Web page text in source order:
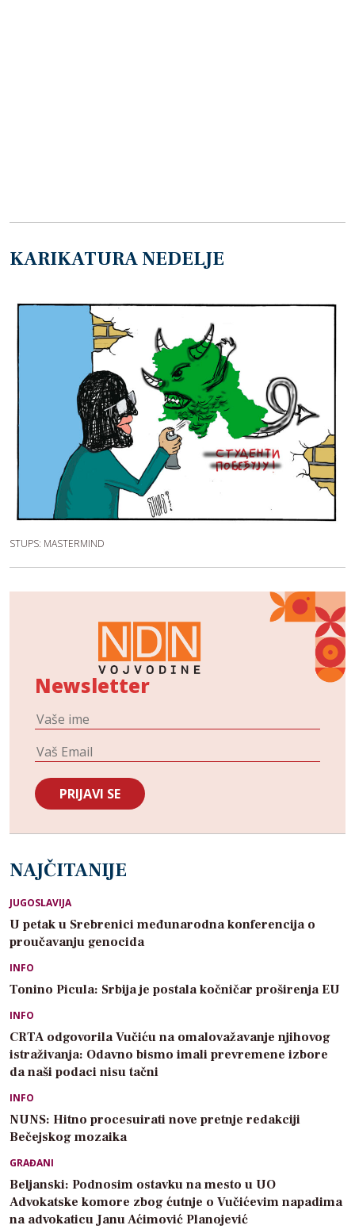
KARIKATURA NEDELJE
STUPS: MASTERMIND
Newsletter
NAJČITANIJE
JUGOSLAVIJA
U petak u Srebrenici međunarodna konferencija o
proučavanju genocida
INFO
Tonino Picula: Srbija je postala kočničar proširenja EU
INFO
CRTA odgovorila Vučiću na omalovažavanje njihovog
istraživanja: Odavno bismo imali prevremene izbore
da naši podaci nisu tačni
INFO
NUNS: Hitno procesuirati nove pretnje redakciji
Bečejskog mozaika
GRAĐANI
Beljanski: Podnosim ostavku na mesto u UO
Advokatske komore zbog ćutnje o Vučićevim napadima
na advokaticu Janu Aćimović Planojević